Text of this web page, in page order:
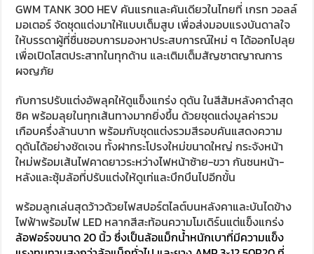
GWM TANK 300 HEV คันแรกและคันเดียวในไทยที่ เกรท วอลล์
มอเตอร์ จัดชุดแต่งมาให้แบบเต็มสูบ เพื่อส่งมอบแรงบันดาลใจ
ให้บรรดาผู้ที่ชื่นชอบการมองหาประสบการณ์ใหม่ ๆ ได้ออกไปลุย
เพื่อเปิดโสตประสาทในทุกด้าน และเติมเต็มสัญชาตญาณการ
ผจญภัย
กับการปรับแต่งอัพลุคให้ดูแข็งแกร่ง ดุดัน ในสีส้มหลังคาดำสุด
ชิค พร้อมลุยในทุกเส้นทางมากยิ่งขึ้น ด้วยชุดแต่งมูลค่ารวม
เกือบครึ่งล้านบาท พร้อมกับชุดแต่งรวมสีรอบคันแสดงความ
ดุดันได้อย่างชัดเจน ทั้งฝากระโปรงใหม่ขนาดใหญ่ กระจังหน้า
ใหม่พร้อมเส้นไฟคาดยาวระหว่างไฟหน้าซ้าย-ขวา กันชนหน้า-
หลังและซุ้มล้อที่ปรับแต่งให้ดูเท่และบึกบึนไปอีกขั้น
พร้อมลูกเล่นสุดว้าวด้วยไฟสปอร์ตไลต์บนหลังคาและบันไดข้าง
ไฟฟ้าพร้อมไฟ LED หลากสีสะท้อนความโมเดิร์นแต่แข็งแกร่ง
ล้อฟอร์จขนาด 20 นิ้ว ซึ่งเป็นล้อแม็กน้ำหนักเบาที่มีความแข็ง